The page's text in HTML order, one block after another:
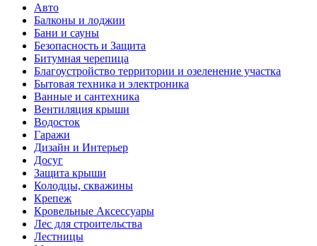
Авто
Балконы и лоджии
Бани и сауны
Безопасность и Защита
Битумная черепица
Благоустройство территории и озеленение участка
Бытовая техника и электроника
Ванные и сантехника
Вентиляция крыши
Водосток
Гаражи
Дизайн и Интерьер
Досуг
Защита крыши
Колодцы, скважины
Крепеж
Кровельные Аксессуары
Лес для строительства
Лестницы